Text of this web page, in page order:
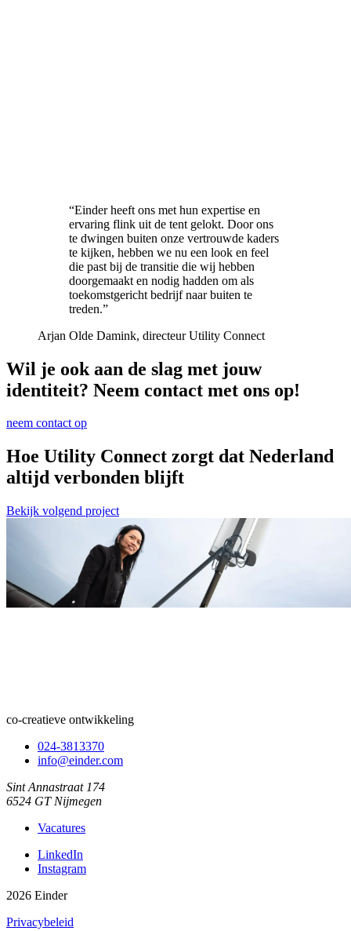
“Einder heeft ons met hun expertise en
ervaring flink uit de tent gelokt. Door ons
te dwingen buiten onze vertrouwde kaders
te kijken, hebben we nu een look en feel
die past bij de transitie die wij hebben
doorgemaakt en nodig hadden om als
toekomstgericht bedrijf naar buiten te
treden.”
Arjan Olde Damink, directeur Utility Connect
Wil je ook aan de slag met jouw
identiteit? Neem contact met ons op!
neem contact op
Hoe Utility Connect zorgt dat Nederland
altijd verbonden blijft
Bekijk volgend project
co-creatieve ontwikkeling
024-3813370
info@einder.com
Sint Annastraat 174
6524 GT Nijmegen
Vacatures
LinkedIn
Instagram
2026 Einder
Privacybeleid